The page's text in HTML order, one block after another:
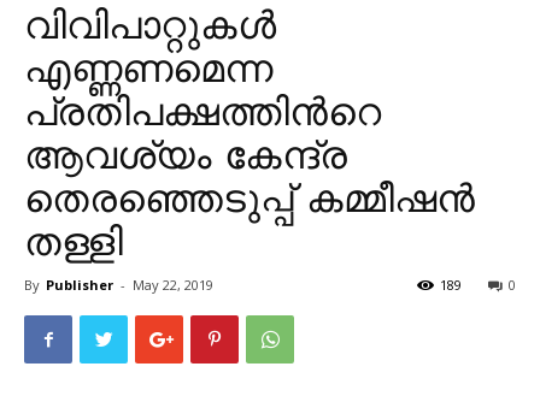
വിവിപാറ്റുകൾ
എണ്ണണമെന്ന
പ്രതിപക്ഷത്തിന്‍റെ
ആവശ്യം കേന്ദ്ര
തെരഞ്ഞെടുപ്പ് കമ്മീഷൻ
തള്ളി
By Publisher - May 22, 2019 0
189